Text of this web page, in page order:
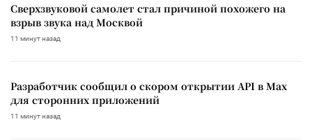
Сверхзвуковой самолет стал причиной похожего на
взрыв звука над Москвой
11 минут назад
Разработчик сообщил о скором открытии API в Max
для сторонних приложений
11 минут назад